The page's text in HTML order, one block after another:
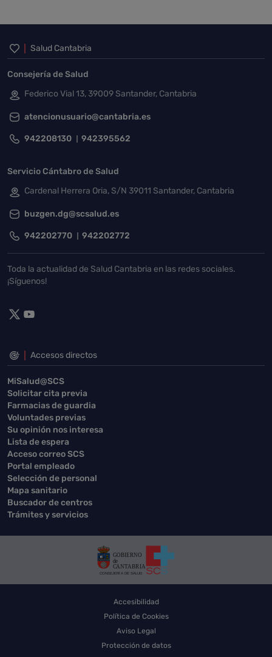
Inicio del pie de página
Salud Cantabria
Consejería de Salud
Federico Vial 13, 39009 Santander, Cantabria
atencionusuario@cantabria.es
942208130 942395562
Servicio Cántabro de Salud
Cardenal Herrera Oria, S/N 39011 Santander, Cantabria
buzgen.dg@scsalud.es
942202770 942202772
Toda la actualidad de Salud Cantabria en las redes sociales.
¡Síguenos!
Accesos directos
MiSalud@SCS
Solicitar cita previa
Farmacias de guardia
Voluntades previas
Su opinión nos interesa
Lista de espera
Acceso correo SCS
Portal empleado
Selección de personal
Mapa sanitario
Buscador de centros
Trámites y servicios
Accesibilidad
Política de Cookies
Aviso Legal
Protección de datos